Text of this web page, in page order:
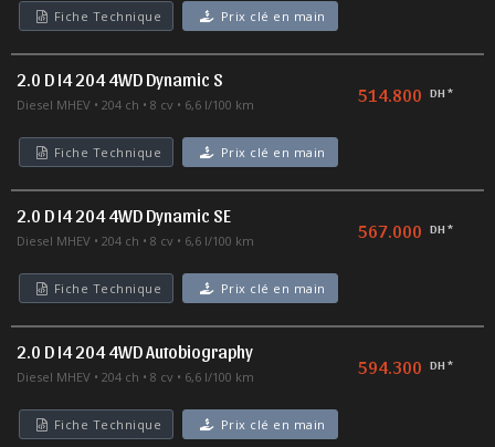
Fiche Technique Prix clé en main
2.0 D I4 204 4WD Dynamic S
Diesel MHEV 204 ch 8 cv 6,6 l/100 km 514.800 DH *
Fiche Technique Prix clé en main
2.0 D I4 204 4WD Dynamic SE
Diesel MHEV 204 ch 8 cv 6,6 l/100 km 567.000 DH *
Fiche Technique Prix clé en main
2.0 D I4 204 4WD Autobiography
Diesel MHEV 204 ch 8 cv 6,6 l/100 km 594.300 DH *
Fiche Technique Prix clé en main